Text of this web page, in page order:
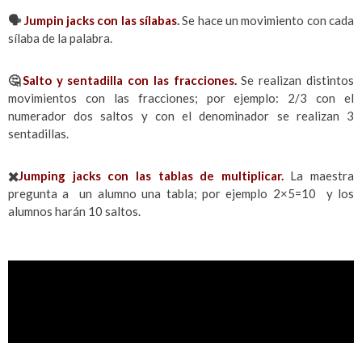
🗣️Jumpin jacks con las sílabas.Se hace un movimiento con cada
sílaba de la palabra.
🤔Salto y sentadilla con las fracciones.Se realizan distintos
movimientos con las fracciones; por ejemplo: 2/3 con el
numerador dos saltos y con el denominador se realizan 3
sentadillas.
✖️Jumping jacks con las tablas de multiplicar. La maestra
pregunta a un alumno una tabla; por ejemplo 2×5=10 y los
alumnos harán 10 saltos.